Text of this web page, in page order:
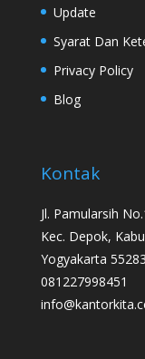
Update
Syarat Dan
Privacy Policy
Blog
Kontak
Jl. Pamularsih
Kec. Depok,
Yogyakarta 55283
081227998451